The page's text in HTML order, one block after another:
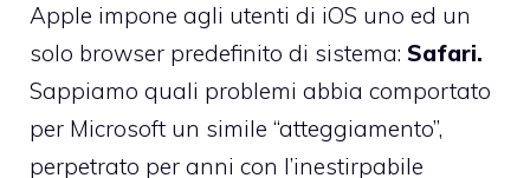
Apple impone agli utenti di iOS uno ed un
solo browser predefinito di sistema: Safari.
Sappiamo quali problemi abbia comportato
per Microsoft un simile “atteggiamento”,
perpetrato per anni con l’inestirpabile